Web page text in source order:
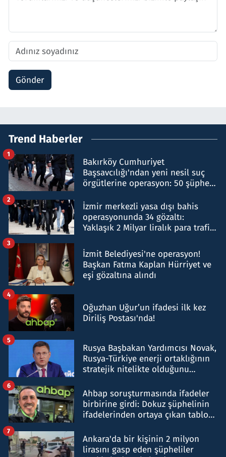
Gönder
Trend Haberler
Bakırköy Cumhuriyet
Başsavcılığı'ndan yeni nesil suç
örgütlerine operasyon: 50 şüpheli
1
İzmir merkezli yasa dışı bahis
operasyonunda 34 gözaltı:
Yaklaşık 2 Milyar liralık para trafiği
2
İzmit Belediyesi'ne operasyon!
Başkan Fatma Kaplan Hürriyet ve
eşi gözaltına alındı
3
Oğuzhan Uğur’un ifadesi ilk kez
Diriliş Postası'nda!
4
Rusya Başbakan Yardımcısı Novak,
Rusya-Türkiye enerji ortaklığının
stratejik nitelikte olduğunu
5
Ahbap soruşturmasında ifadeler
birbirine girdi: Dokuz şüphelinin
ifadelerinden ortaya çıkan tablo
6
Ankara'da bir kişinin 2 milyon
lirasını gasp eden şüpheliler
7